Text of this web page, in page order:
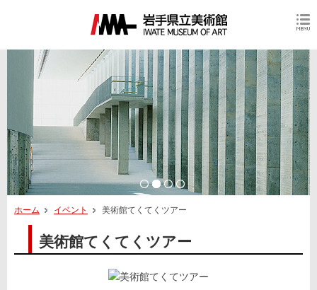
ホーム イベント 美術館てくてくツアー
美術館てくてくツアー